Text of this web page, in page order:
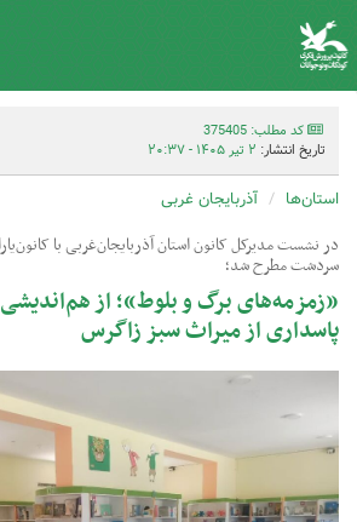
کد مطلب: 375405
تاریخ انتشار: ۲ تیر ۱۴۰۵ - ۲۰:۳۷
استان‌ها آذربایجان غربی
در نشست مدیرکل کانون استان آذربایجان‌غربی با
سردشت مطرح شد؛
«زمزمه‌های برگ و بلوط»؛ از هم‌اندیشی
پاسداری از میراث سبز زاگرس